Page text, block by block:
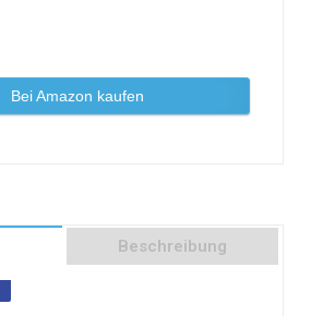
Bei Amazon kaufen
Beschreibung